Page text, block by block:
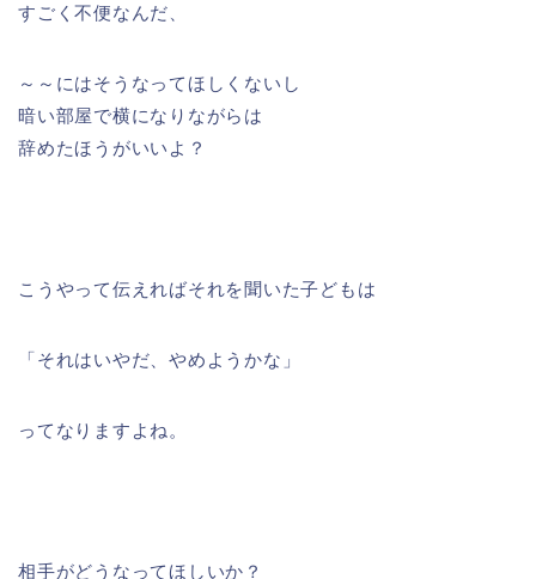
すごく不便なんだ、
～～にはそうなってほしくないし
暗い部屋で横になりながらは
辞めたほうがいいよ？
こうやって伝えればそれを聞いた子どもは
「それはいやだ、やめようかな」
ってなりますよね。
相手がどうなってほしいか？